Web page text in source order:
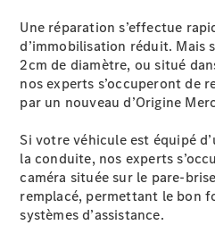
un
Distributeur
Une réparation s’effectue
d’immobilisation réduit. Mais
2cm de diamètre, ou situé
nos experts s’occuperont de
par un nouveau d’Origine
Si votre véhicule est équipé
la conduite, nos experts
caméra située sur le pare-
remplacé, permettant le bon
systèmes d’assistance.